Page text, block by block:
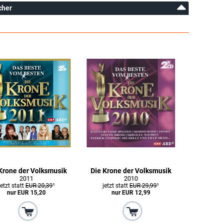
der Volksmusik
2011
stattEUR 20,39¹
nur EUR 15,20
Die Krone der Volksmusik
2010
jetzt stattEUR 29,99¹
nur EUR 12,99